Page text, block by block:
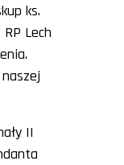
ks.
Lech
II